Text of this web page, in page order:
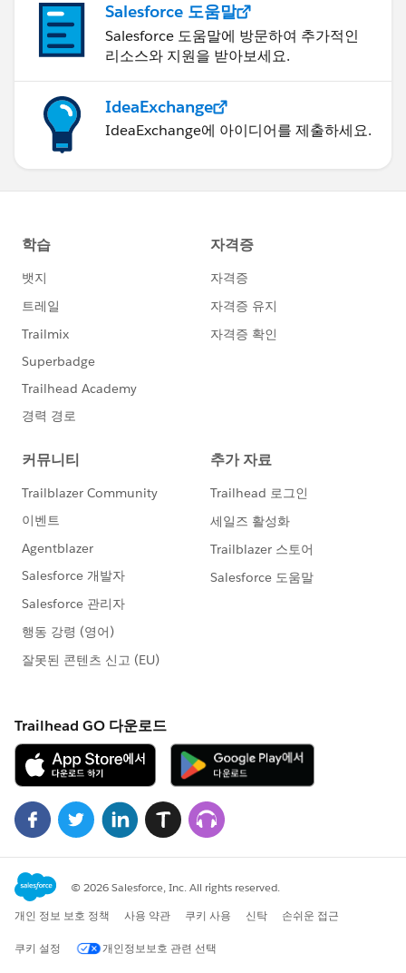
Salesforce 도움말
Salesforce 도움말에 방문하여 추가적인
리소스와 지원을 받아보세요.
IdeaExchange
IdeaExchange에 아이디어를 제출하세요.